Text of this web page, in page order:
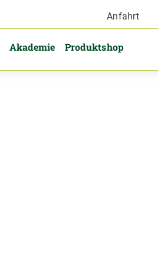
Anfahrt
Akademie Produktshop